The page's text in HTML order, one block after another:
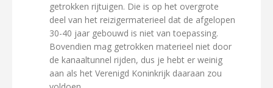
getrokken rijtuigen. Die is op het overgrote
deel van het reizigermaterieel dat de afgelopen
30-40 jaar gebouwd is niet van toepassing.
Bovendien mag getrokken materieel niet door
de kanaaltunnel rijden, dus je hebt er weinig
aan als het Verenigd Koninkrijk daaraan zou